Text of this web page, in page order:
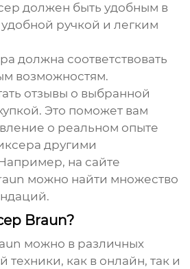
должен быть удобным в
ручкой и легким
должна соответствовать
возможностям.
отзывы о выбранной
Это поможет вам
о реальном опыте
другими
на сайте
можно найти множество
Braun?
можно в различных
техники, как в онлайн, так и